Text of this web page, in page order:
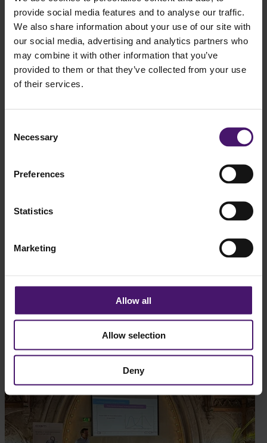
provide social media features and to analyse our traffic.
We also share information about your use of our site with
our social media, advertising and analytics partners who
may combine it with other information that you’ve
provided to them or that they’ve collected from your use
of their services.
Selection
Necessary
Preferences
Statistics
Marketing
Allow all
Allow selection
Deny
Terug naar overzicht
Deel dit artikel
Toon al het nieuws
Lees verder